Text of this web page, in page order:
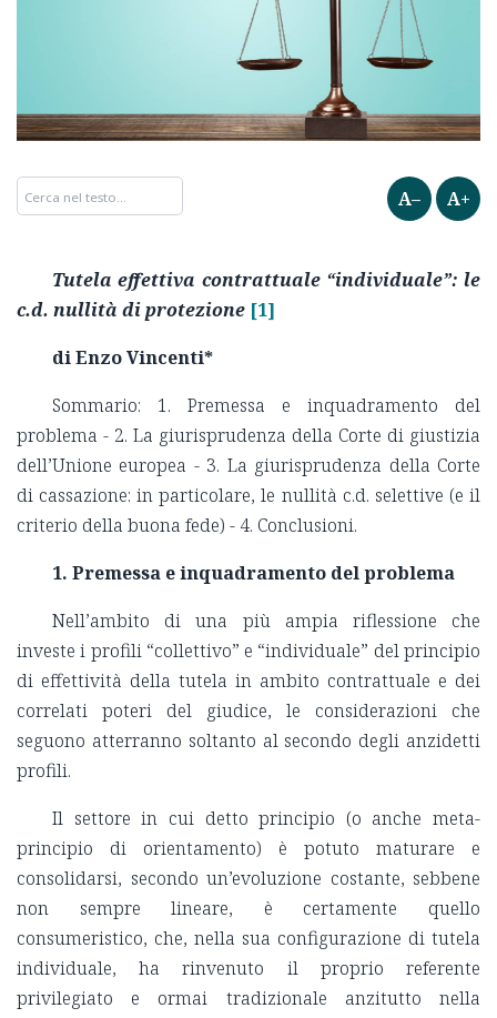
A– A+
Tutela effettiva contrattuale “individuale”: le
c.d. nullità di protezione [1]
di Enzo Vincenti*
Sommario: 1. Premessa e inquadramento del
problema - 2. La giurisprudenza della Corte di giustizia
dell’Unione europea - 3. La giurisprudenza della Corte
di cassazione: in particolare, le nullità c.d. selettive (e il
criterio della buona fede) - 4. Conclusioni.
1. Premessa e inquadramento del problema
Nell’ambito di una più ampia riflessione che
investe i profili “collettivo” e “individuale” del principio
di effettività della tutela in ambito contrattuale e dei
correlati poteri del giudice, le considerazioni che
seguono atterranno soltanto al secondo degli anzidetti
profili.
Il settore in cui detto principio (o anche meta-
principio di orientamento) è potuto maturare e
consolidarsi, secondo un’evoluzione costante, sebbene
non sempre lineare, è certamente quello
consumeristico, che, nella sua configurazione di tutela
individuale, ha rinvenuto il proprio referente
privilegiato e ormai tradizionale anzitutto nella